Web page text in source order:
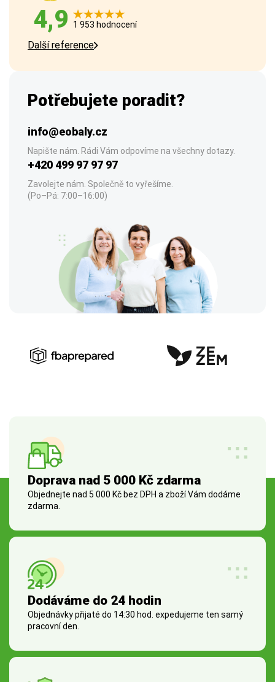
4,9 1 953 hodnocení
Další reference
Potřebujete poradit?
info@eobaly.cz
Napište nám. Rádi Vám odpovíme na všechny dotazy.
+420 499 97 97 97
Zavolejte nám. Společně to vyřešíme.
(Po–Pá: 7:00–16:00)
Doprava nad 5 000 Kč zdarma
Objednejte nad 5 000 Kč bez DPH a zboží Vám dodáme
zdarma.
Dodáváme do 24 hodin
Objednávky přijaté do 14:30 hod. expedujeme ten samý
pracovní den.